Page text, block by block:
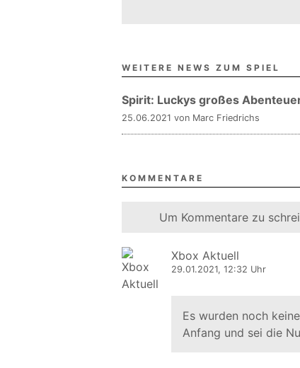
WEITERE NEWS ZUM SPIEL
Spirit: Luckys großes
25.06.2021 von Marc Friedrichs
KOMMENTARE
Um Kommentare zu
Xbox Aktuell
29.01.2021, 12:32 Uhr
Es wurden noch
Anfang und sei die